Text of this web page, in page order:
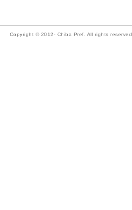
Copyright © 2012- Chiba Pref. All rights reserved.